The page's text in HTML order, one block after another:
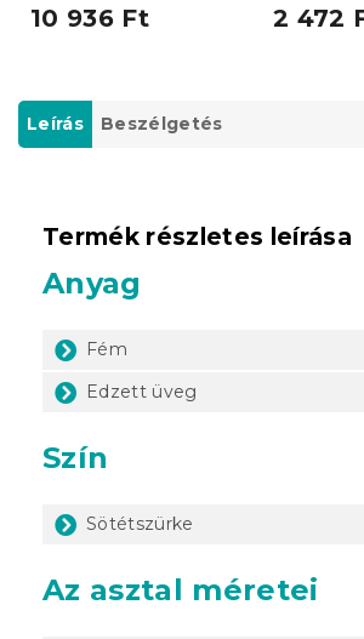
10 936 Ft 2 472
Leírás Beszélgetés
Termék részletes leírása
Anyag
Fém
Edzett üveg
Szín
Sötétszürke
Az asztal méretei